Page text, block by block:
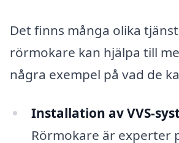
Det finns många olika
rörmokare kan hjälpa till
några exempel på vad de
Installation av VVS-
Rörmokare är experter